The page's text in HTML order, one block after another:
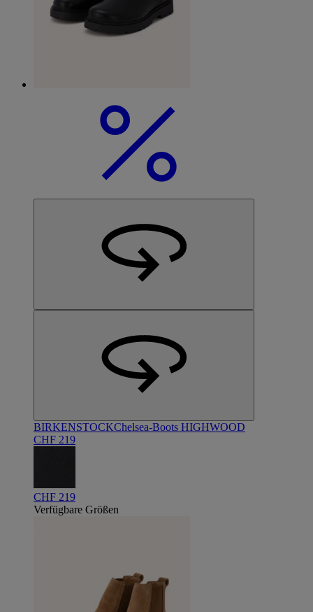
BIRKENSTOCKChelsea-Boots HIGHWOOD
CHF 219
CHF 219
Verfügbare Größen